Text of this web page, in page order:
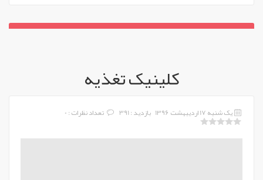
کلينيک تغذيه
یک شنبه 17 اردیبهشت 1396 بازدید : 391 تعداد نظرات : 0